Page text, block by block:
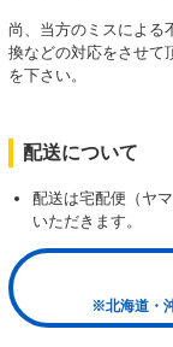
尚、当方のミスによる
換などの対応をさせて
を下さい。
配送について
配送は宅配便（ヤ
いただきます。
※北海道・